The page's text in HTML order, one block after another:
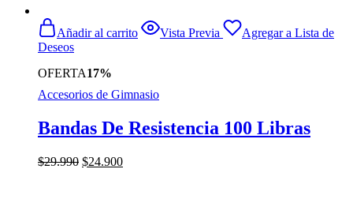
OFERTA17%
Añadir al carrito Vista Previa
Agregar a Lista de
Deseos
Accesorios de Gimnasio
Bandas De Resistencia 100 Libras
$29.990 El
$24.900El